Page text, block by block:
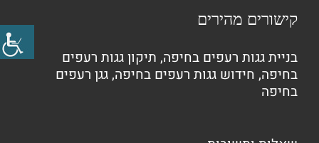
קישורים מהירים
בניית גגות רעפים בחיפה, תיקון גגות רעפים
בחיפה, חידוש גגות רעפים בחיפה,גגן רעפים
בחיפה